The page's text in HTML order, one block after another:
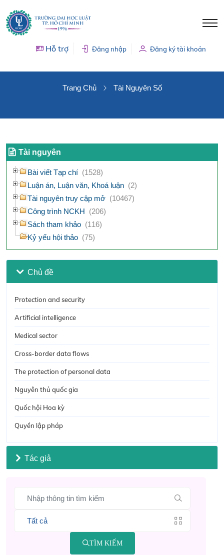
Hỗ trợ Đăng nhập Đăng ký tài khoản
Trang Chủ Tài Nguyên Số
Tài nguyên
Bài viết Tạp chí (1528)
Luận án, Luận văn, Khoá luận (2)
Tài nguyên truy cập mở (10467)
Công trình NCKH (206)
Sách tham khảo (116)
Kỷ yếu hội thảo (75)
Chủ đề
Protection and security
Artificial intelligence
Medical sector
Cross-border data flows
The protection of personal data
Nguyên thủ quốc gia
Quốc hội Hoa kỳ
Quyền lập pháp
Tác giả
TÌM KIẾM